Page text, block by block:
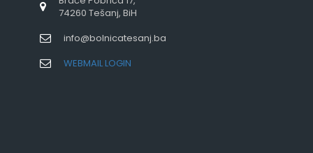
74260 Tešanj, BiH
info@bolnicatesanj.ba
WEBMAIL LOGIN